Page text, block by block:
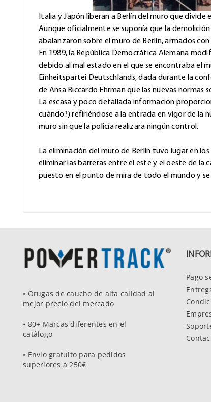
Italia y Japón liberan a Berlín del muro que divide
Aunque oficialmente se suponía que la
abalanzaron sobre el muro de Berlín, armados
En 1989, la República Democrática Alemana
debido al mal estado en el que se encontraba el
Einheitspartei Deutschlands, dada durante la
de Ansa Riccardo Ehrman que las nuevas
La escasa y poco detallada información
cuándo?) refiriéndose a la entrada en vigor de la
muro sin que la policía realizara ningún control.
La eliminación del muro de Berlín tuvo lugar en
eliminar las barreras entre el este y el oeste de
puesto en el punto de mira de todo el mundo y
• Orugas de caucho de alta calidad al
mejor precio del mercado
• 80+ Marcas diferentes en el
catàlogo
• Envio gratuito para pedidos
superiores a 250€
Pago